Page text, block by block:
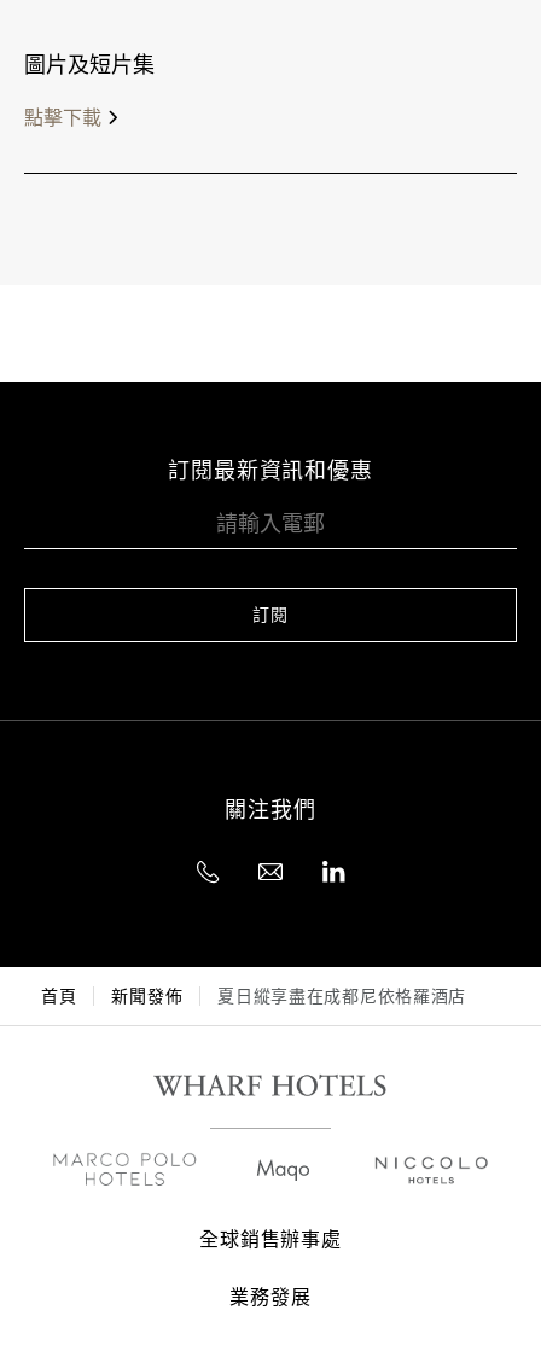
圖片及短片集
點擊下載
訂閱最新資訊和優惠
訂閱
關注我們
首頁 新聞發佈 夏日縱享盡在成都尼依格羅酒店
全球銷售辦事處
業務發展